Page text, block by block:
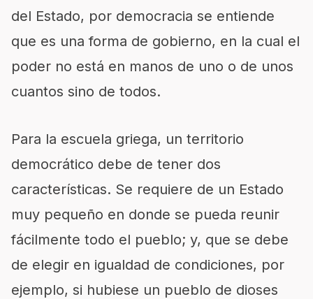
del Estado, por democracia se entiende
que es una forma de gobierno, en la cual el
poder no está en manos de uno o de unos
cuantos sino de todos.
Para la escuela griega, un territorio
democrático debe de tener dos
características. Se requiere de un Estado
muy pequeño en donde se pueda reunir
fácilmente todo el pueblo; y, que se debe
de elegir en igualdad de condiciones, por
ejemplo, si hubiese un pueblo de dioses